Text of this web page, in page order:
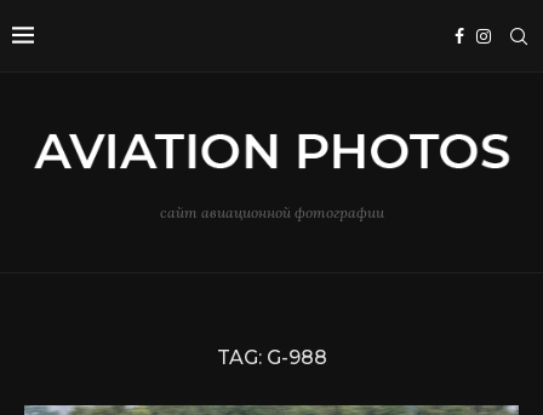
сайт авиационной фотографии
TAG: G-988